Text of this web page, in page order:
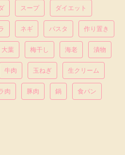
スープ ダイエット
ネギ パスタ 作り置き
大葉 梅干し 海老 漬物
牛肉 玉ねぎ 生クリーム
肉 豚肉 鍋 食パン